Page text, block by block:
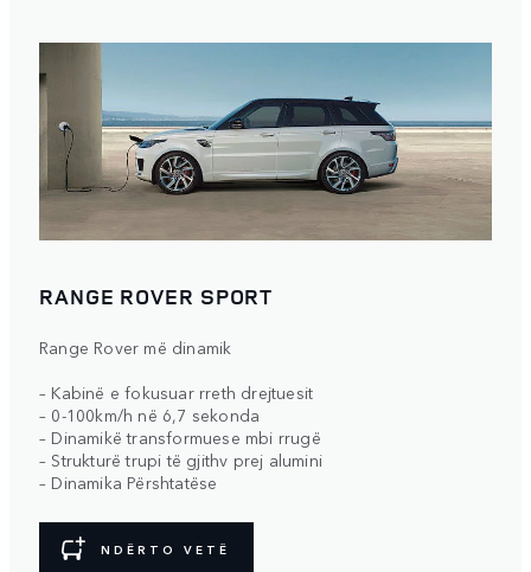
RANGE ROVER SPORT
Range Rover më dinamik
– Kabinë e fokusuar rreth drejtuesit
– 0-100km/h në 6,7 sekonda
– Dinamikë transformuese mbi rrugë
– Strukturë trupi të gjithv prej alumini
– Dinamika Përshtatëse
NDËRTO VETË